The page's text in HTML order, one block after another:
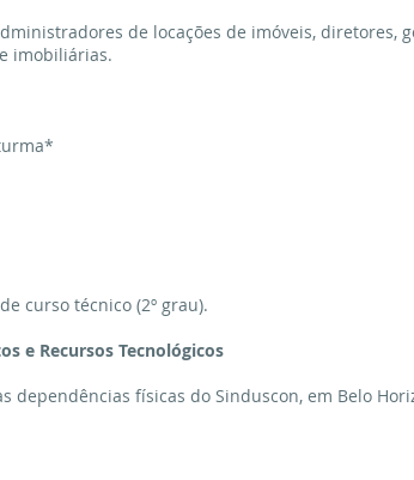
de locações de imóveis, diretores,
imobiliárias.
curso técnico (2º grau).
e Recursos Tecnológicos
dependências físicas do Sinduscon, em Belo